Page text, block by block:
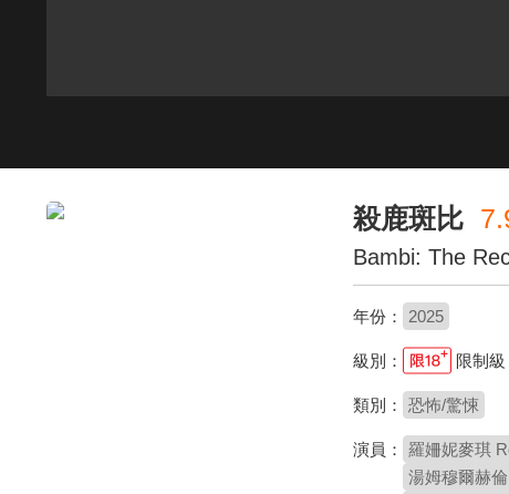
殺鹿斑比
Bambi: The
年份： 2025
級別： 限制級
類別： 恐怖/驚悚
演員： 羅姍妮麥琪
湯姆穆爾赫